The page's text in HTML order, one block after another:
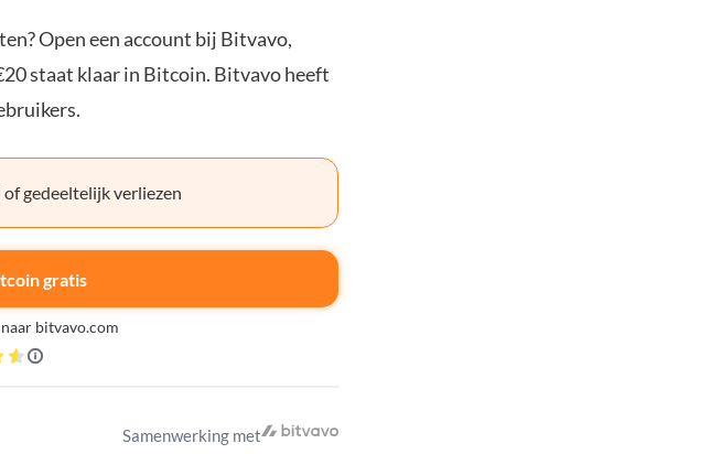
Open een account bij Bitvavo,
staat klaar in Bitcoin. Bitvavo heeft
gedeeltelijk verliezen
gratis
bitvavo.com
Samenwerking met